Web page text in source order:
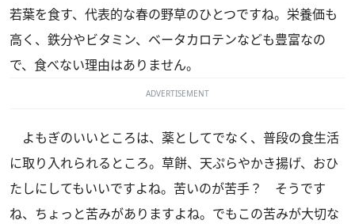
若葉を食す、代表的な春の野草のひとつですね。栄養価も
高く、鉄分やビタミン、ベータカロテンなども豊富なの
で、食べない理由はありません。
ADVERTISEMENT
よもぎのいいところは、薬としてでなく、普段の食生活
に取り入れられるところ。草餅、天ぷらやかき揚げ、おひ
たしにしてもいいですよね。苦いのが苦手？ そうです
ね、ちょっと苦みがありますよね。でもこの苦みが大切な